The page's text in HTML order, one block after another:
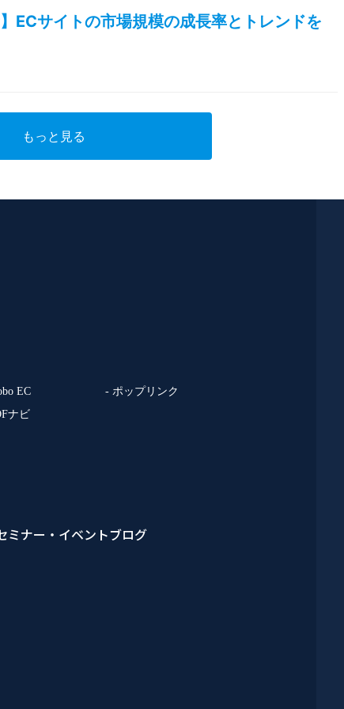
ECサイトの市場規模の成長率とトレンドを
もっと見る
EC
- ポップリンク
ナビ
ミナー・イベントブログ